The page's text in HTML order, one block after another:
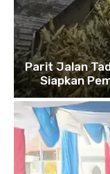
Parit Jalan
Siapkan